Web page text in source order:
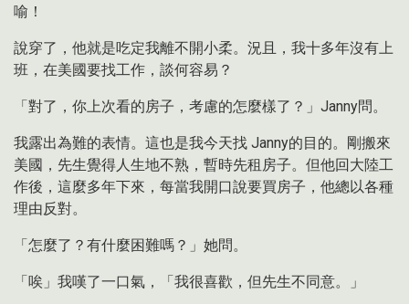
喻！
說穿了，他就是吃定我離不開小柔。況且，我十多年沒有上
班，在美國要找工作，談何容易？
「對了，你上次看的房子，考慮的怎麼樣了？」Janny問。
我露出為難的表情。這也是我今天找 Janny的目的。剛搬來
美國，先生覺得人生地不熟，暫時先租房子。但他回大陸工
作後，這麼多年下來，每當我開口說要買房子，他總以各種
理由反對。
「怎麼了？有什麼困難嗎？」她問。
「唉」我嘆了一口氣，「我很喜歡，但先生不同意。」